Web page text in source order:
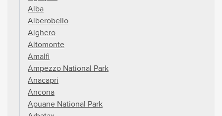
Alba
Alberobello
Alghero
Altomonte
Amalfi
Ampezzo National Park
Anacapri
Ancona
Apuane National Park